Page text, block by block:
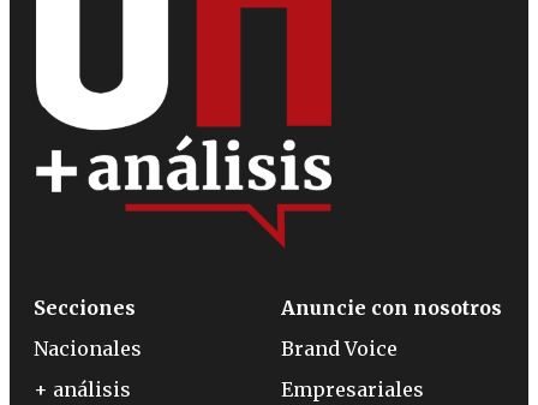
Secciones
Nacionales
+ análisis
Anuncie con nosotros
Brand Voice
Empresariales